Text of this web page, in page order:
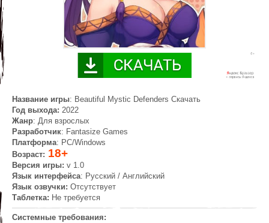
Название игры: Beautiful Mystic Defenders Скачать
Год выхода: 2022
Жанр: Для взрослых
Разработчик: Fantasize Games
Платформа: PC/Windows
Возраст: 18+
Версия игры: v 1.0
Язык интерфейса: Русский / Английский
Язык озвучки: Отсутствует
Таблетка: Не требуется
Системные требования: